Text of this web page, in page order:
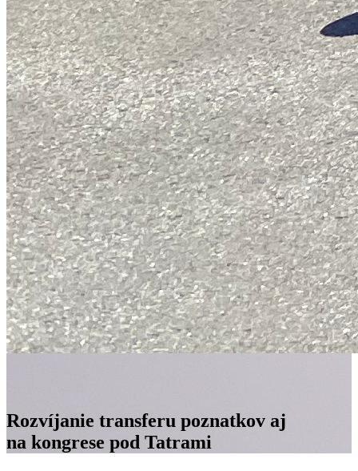
Rozvíjanie transferu poznatkov aj
na kongrese pod Tatrami